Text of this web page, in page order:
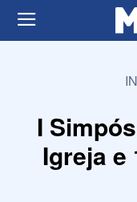
I
Igreja e